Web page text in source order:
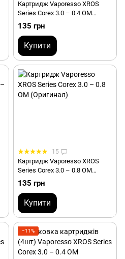
Картридж Vaporesso XROS
Series Corex 3.0 – 0.4 ОМ
(Оригінал)
135 грн
Купити
15
Картридж Vaporesso XROS
Series Corex 3.0 – 0.8 ОМ
(Оригінал)
135 грн
Купити
−11%